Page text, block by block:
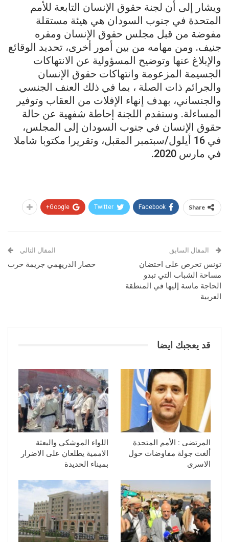
ويشار إلى أن لجنة حقوق الإنسان التابعة للأمم
المتحدة في جنوب السودان هي هيئة مستقلة
مفوضة من قبل مجلس حقوق الإنسان ومقره
جنيف. ومن مهامه من بين أمور أخرى، تحديد الوقائع
والإبلاغ عنها وتوضيح المسؤولية عن الانتهاكات
الجسيمة المزعومة وانتهاكات حقوق الإنسان
والجرائم ذات الصلة ، بما في ذلك العنف الجنسي
والجنساني، بهدف إنهاء الإفلات من العقاب وتوفير
المساءلة. وستقدم اللجنة إحاطة شفهية عن حالة
حقوق الإنسان في جنوب السودان إلى المجلس،
في 16 أيلول/سبتمبر المقبل، وتقريرا مكتوبا شاملا
في مارس 2020.
Share
Facebook
Twitter
Google+
المقال السابق
تونس تحرص على احتضان
مساحة الشباب التي تبدو
الحاجة ماسة إليها في المنطقة
العربية
المقال التالي
حصار الدريهمي جريمة حرب
قد يعجبك ايضا
المرتضى : الأمم المتحدة
ألغت جولة مفاوضات حول
الاسرى
اللواء الموشكي والبعثة
الاممية يطلعان على الاضرار
بميناء الحديدة